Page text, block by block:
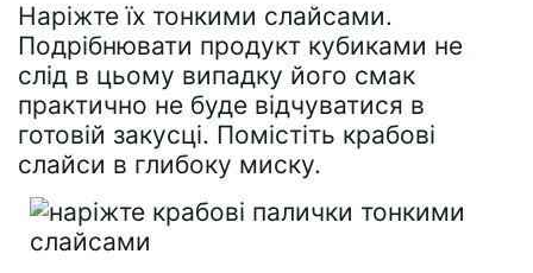
Наріжте їх тонкими слайсами.
Подрібнювати продукт кубиками не
слід в цьому випадку його смак
практично не буде відчуватися в
готовій закусці. Помістіть крабові
слайси в глибоку миску.